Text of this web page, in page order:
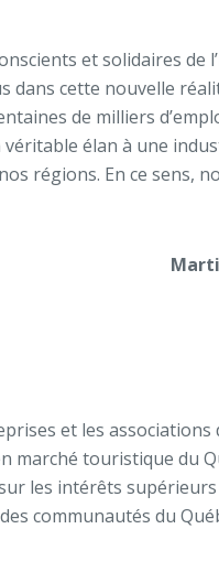
et solidaires
dans cette nouvelle
de milliers
élan à une
régions. En ce
et les
marché touristique du
les intérêts
communautés du